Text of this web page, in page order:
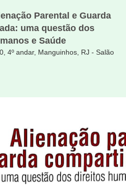
Parental e Guarda
uma questão dos
e Saúde
4º andar, Manguinhos, RJ - Salão